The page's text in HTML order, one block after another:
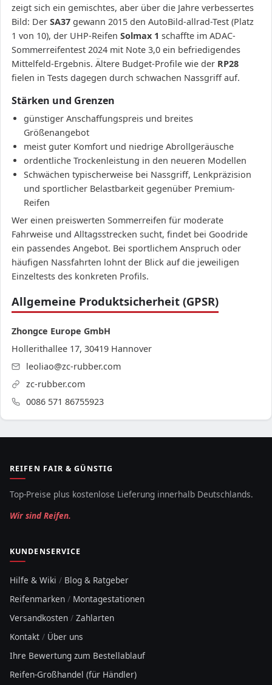
zeigt sich ein gemischtes, aber über die Jahre verbessertes
Bild: Der SA37 gewann 2015 den AutoBild-allrad-Test (Platz
1 von 10), der UHP-Reifen Solmax 1 schaffte im ADAC-
Sommerreifentest 2024 mit Note 3,0 ein befriedigendes
Mittelfeld-Ergebnis. Ältere Budget-Profile wie der RP28
fielen in Tests dagegen durch schwachen Nassgriff auf.
Stärken und Grenzen
günstiger Anschaffungspreis und breites
Größenangebot
meist guter Komfort und niedrige Abrollgeräusche
ordentliche Trockenleistung in den neueren Modellen
Schwächen typischerweise bei Nassgriff, Lenkpräzision
und sportlicher Belastbarkeit gegenüber Premium-
Reifen
Wer einen preiswerten Sommerreifen für moderate
Fahrweise und Alltagsstrecken sucht, findet bei Goodride
ein passendes Angebot. Bei sportlichem Anspruch oder
häufigen Nassfahrten lohnt der Blick auf die jeweiligen
Einzeltests des konkreten Profils.
Allgemeine Produktsicherheit (GPSR)
Zhongce Europe GmbH
Hollerithallee 17, 30419 Hannover
leoliao@zc-rubber.com
zc-rubber.com
0086 571 86755923
REIFEN FAIR & GÜNSTIG
Top-Preise plus kostenlose Lieferung innerhalb Deutschlands.
Wir sind Reifen.
KUNDENSERVICE
Hilfe & Wiki / Blog & Ratgeber
Reifenmarken / Montagestationen
Versandkosten / Zahlarten
Kontakt / Über uns
Ihre Bewertung zum Bestellablauf
Reifen-Großhandel (für Händler)